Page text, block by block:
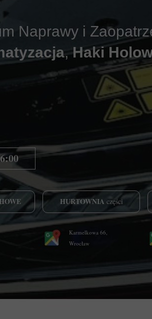
Karmelkowa 66,
Wrocław
HURTOWNIA części
Naprawy i
,Haki